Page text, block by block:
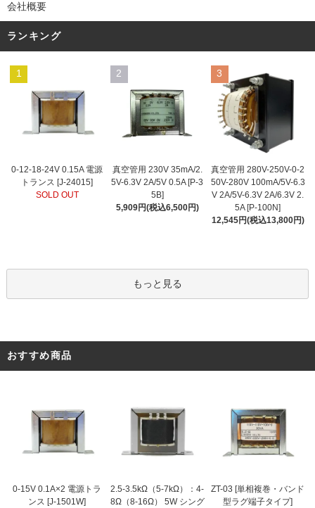
会社概要
ランキング
1
0-12-18-24V 0.15A 電源
トランス [J-24015]
SOLD OUT
2
真空管用 230V 35mA/2.
5V-6.3V 2A/5V 0.5A [P-3
5B]
5,909円(税込6,500円)
3
真空管用 280V-250V-0-2
50V-280V 100mA/5V-6.3
V 2A/5V-6.3V 2A/6.3V 2.
5A [P-100N]
12,545円(税込13,800円)
もっと見る
おすすめ商品
0-15V 0.1A×2 電源トラ
ンス [J-1501W]
2.5-3.5kΩ（5-7kΩ）：4-
8Ω（8-16Ω） 5W シング
ZT-03 [単相複巻・バンド
型ラグ端子タイプ]